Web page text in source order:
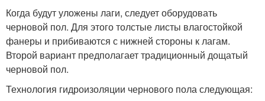
Когда будут уложены лаги, следует оборудовать
черновой пол. Для этого толстые листы влагостойкой
фанеры и прибиваются с нижней стороны к лагам.
Второй вариант предполагает традиционный дощатый
черновой пол.
Технология гидроизоляции чернового пола следующая: